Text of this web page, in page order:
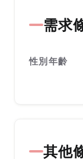
需求
性別年齡
其他